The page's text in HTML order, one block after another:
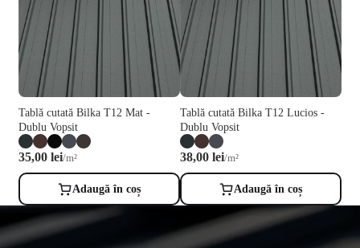
Tablă cutată Bilka T12 Mat -
Dublu Vopsit
35,00 lei/m²
Adaugă în coș
Tablă cutată Bilka T12 Lucios -
Dublu Vopsit
38,00 lei/m²
Adaugă în coș